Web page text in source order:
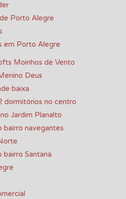
Porto Alegre
em Porto Alegre
Moinhos de Vento
Deus
baixa
dormitórios no centro
Jardim Planalto
bairro navegantes
bairro Santana